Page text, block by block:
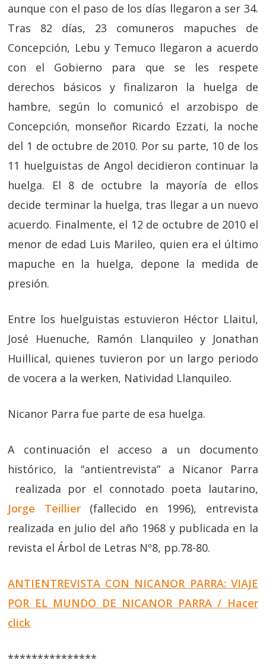
aunque con el paso de los días llegaron a ser 34.
Tras 82 días, 23 comuneros mapuches de
Concepción, Lebu y Temuco llegaron a acuerdo
con el Gobierno para que se les respete
derechos básicos y finalizaron la huelga de
hambre, según lo comunicó el arzobispo de
Concepción, monseñor Ricardo Ezzati, la noche
del 1 de octubre de 2010.​ Por su parte, 10 de los
11 huelguistas de Angol decidieron continuar la
huelga.​ El 8 de octubre la mayoría de ellos
decide terminar la huelga, tras llegar a un nuevo
acuerdo.​ Finalmente, el 12 de octubre de 2010 el
menor de edad Luis Marileo, quien era el último
mapuche en la huelga, depone la medida de
presión.
Entre los huelguistas estuvieron Héctor Llaitul,
José Huenuche, Ramón Llanquileo y Jonathan
Huillical, quienes tuvieron por un largo periodo
de vocera a la werken, Natividad Llanquileo.
Nicanor Parra fue parte de esa huelga.
A continuación el acceso a un documento
histórico, la “antientrevista” a Nicanor Parra
realizada por el connotado poeta lautarino,
Jorge Teillier(fallecido en 1996), entrevista
realizada en julio del año 1968 y publicada en la
revista el Árbol de Letras Nº8, pp.78-80.
ANTIENTREVISTA CON NICANOR PARRA: VIAJE
POR EL MUNDO DE NICANOR PARRA / Hacer
click
***************